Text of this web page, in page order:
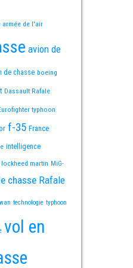
armée de l'air
avion de
de chasse boeing
Dassault Rafale
typhoon
f-35 France
intelligence
lockheed martin MiG-
chasse Rafale
technologie typhoon
vol en